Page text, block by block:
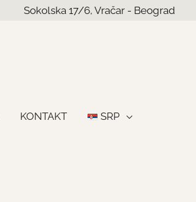
Sokolska 17/6, Vračar - Beograd
KONTAKT SRP